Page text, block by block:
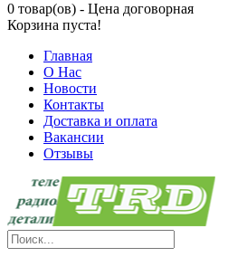
0 товар(ов) - Цена договорная
Корзина пуста!
Главная
О Нас
Новости
Контакты
Доставка и оплата
Вакансии
Отзывы